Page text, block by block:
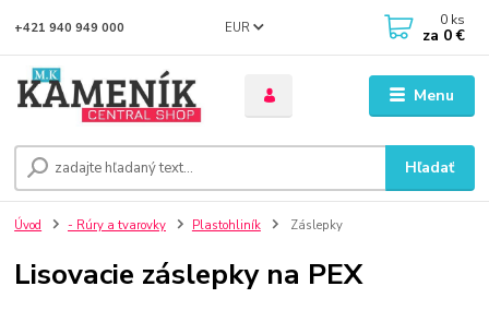
Menu
EUR
Hľadať
+421 940 949 000 0 ks
za 0 €
Úvod - Rúry a tvarovky Plastohliník Záslepky
Lisovacie záslepky na PEX